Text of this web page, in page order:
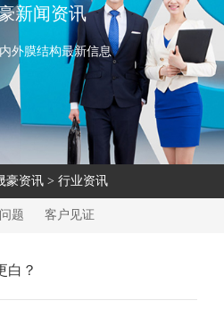
新闻资讯
外膜结构最新信息
豪资讯 > 行业资讯
题 客户见证
白？